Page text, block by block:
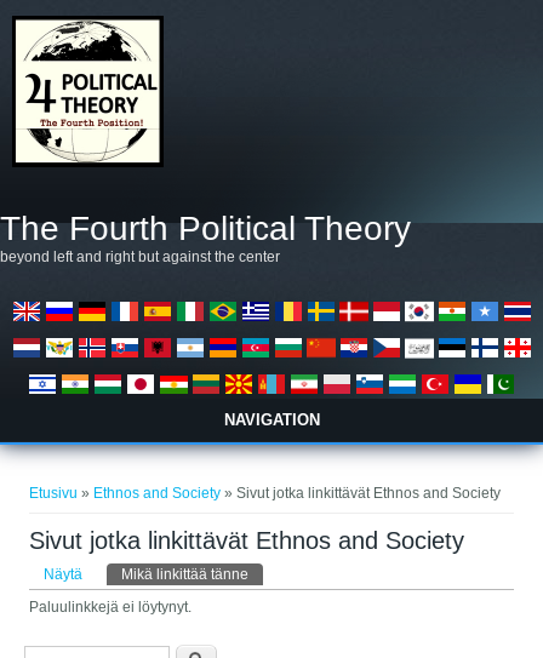
The Fourth Political Theory
beyond left and right but against the center
NAVIGATION
Etusivu » Ethnos and Society » Sivut jotka linkittävät Ethnos and Society
Sivut jotka linkittävät Ethnos and Society
Ensisijaiset välilehdet
Näytä Mikä linkittää tänne
Paluulinkkejä ei löytynyt.